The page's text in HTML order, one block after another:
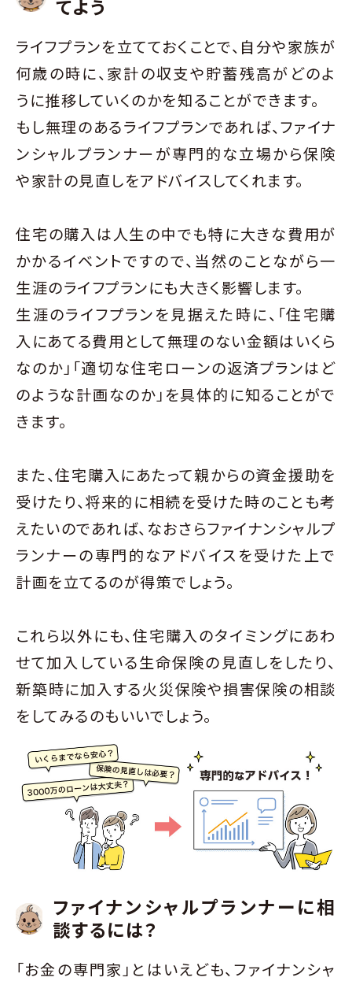
てよう
ライフプランを立てておくことで、自分や家族が
何歳の時に、家計の収支や貯蓄残高がどのよ
うに推移していくのかを知ることができます。
もし無理のあるライフプランであれば、ファイナ
ンシャルプランナーが専門的な立場から保険
や家計の見直しをアドバイスしてくれます。
住宅の購入は人生の中でも特に大きな費用が
かかるイベントですので、当然のことながら一
生涯のライフプランにも大きく影響します。
生涯のライフプランを見据えた時に、「住宅購
入にあてる費用として無理のない金額はいくら
なのか」「適切な住宅ローンの返済プランはど
のような計画なのか」を具体的に知ることがで
きます。
また、住宅購入にあたって親からの資金援助を
受けたり、将来的に相続を受けた時のことも考
えたいのであれば、なおさらファイナンシャルプ
ランナーの専門的なアドバイスを受けた上で
計画を立てるのが得策でしょう。
これら以外にも、住宅購入のタイミングにあわ
せて加入している生命保険の見直しをしたり、
新築時に加入する火災保険や損害保険の相談
をしてみるのもいいでしょう。
ファイナンシャルプランナーに相
談するには？
「お金の専門家」とはいえども、ファイナンシャ